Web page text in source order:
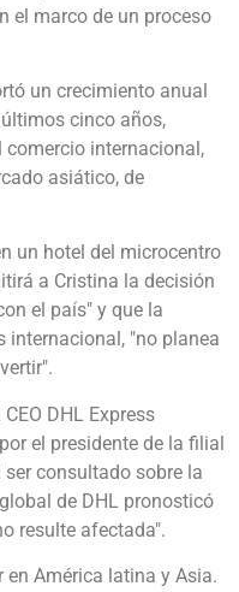
el marco de un proceso
un crecimiento anual
cinco años,
comercio internacional,
asiático, de
un hotel del microcentro
a Cristina la decisión
el país" y que la
internacional, "no planea
DHL Express
el presidente de la filial
consultado sobre la
de DHL pronosticó
resulte afectada".
en América latina y Asia.